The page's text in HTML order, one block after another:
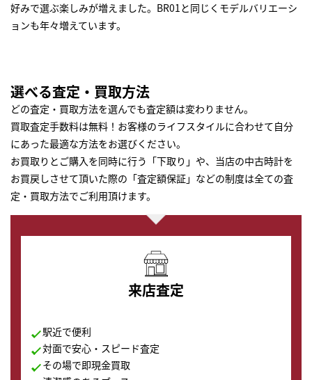
好みで選ぶ楽しみが増えました。BR01と同じくモデルバリエーシ
ョンも年々増えています。
選べる査定・買取方法
どの査定・買取方法を選んでも査定額は変わりません。
買取査定手数料は無料！お客様のライフスタイルに合わせて自分
にあった最適な方法をお選びください。
お買取りとご購入を同時に行う「下取り」や、当店の中古時計を
お買戻しさせて頂いた際の「査定額保証」などの制度は全ての査
定・買取方法でご利用頂けます。
来店査定
駅近で便利
対面で安心・スピード査定
その場で即現金買取